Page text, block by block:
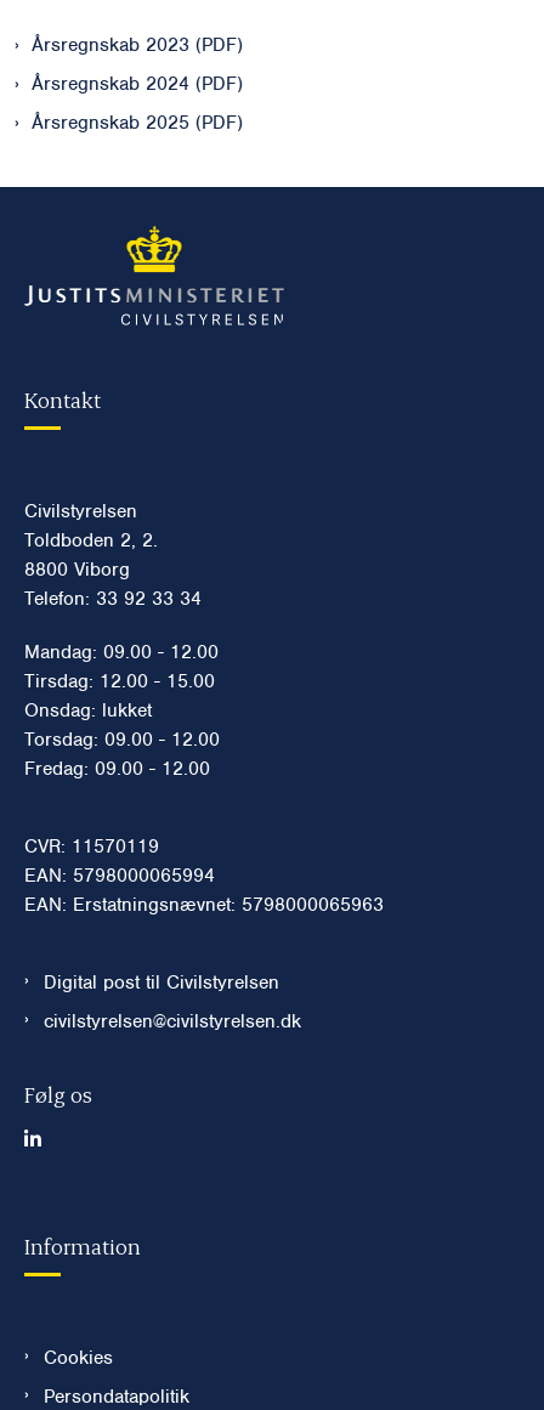
Årsregnskab 2023 (PDF)
Årsregnskab 2024 (PDF)
Årsregnskab 2025 (PDF)
Kontakt
Civilstyrelsen
Toldboden 2, 2.
8800 Viborg
Telefon: 33 92 33 34
Mandag: 09.00 - 12.00
Tirsdag: 12.00 - 15.00
Onsdag: lukket
Torsdag: 09.00 - 12.00
Fredag: 09.00 - 12.00
CVR: 11570119
EAN: 5798000065994
EAN: Erstatningsnævnet: 5798000065963
Digital post til Civilstyrelsen
civilstyrelsen@civilstyrelsen.dk
Følg os
Information
Cookies
Persondatapolitik